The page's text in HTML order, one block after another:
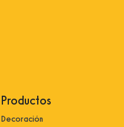
Productos
Decoración